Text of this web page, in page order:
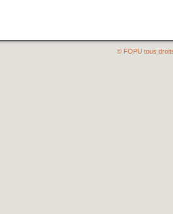
© FOPU tous